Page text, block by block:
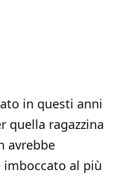
in questi anni
quella ragazzina
avrebbe
imboccato al più